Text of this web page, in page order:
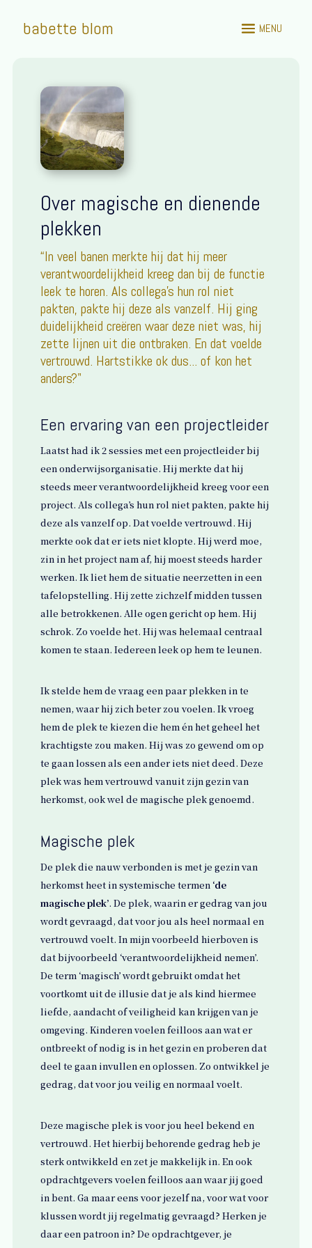
babette blom
Over magische en dienende
plekken
“In veel banen merkte hij dat hij meer
verantwoordelijkheid kreeg dan bij de functie
leek te horen. Als collega's hun rol niet
pakten, pakte hij deze als vanzelf. Hij ging
duidelijkheid creëren waar deze niet was, hij
zette lijnen uit die ontbraken. En dat voelde
vertrouwd. Hartstikke ok dus... of kon het
anders?"
Een ervaring van een projectleider
Laatst had ik 2 sessies met een projectleider bij
een onderwijsorganisatie. Hij merkte dat hij
steeds meer verantwoordelijkheid kreeg voor een
project. Als collega’s hun rol niet pakten, pakte hij
deze als vanzelf op. Dat voelde vertrouwd. Hij
merkte ook dat er iets niet klopte. Hij werd moe,
zin in het project nam af, hij moest steeds harder
werken. Ik liet hem de situatie neerzetten in een
tafelopstelling. Hij zette zichzelf midden tussen
alle betrokkenen. Alle ogen gericht op hem. Hij
schrok. Zo voelde het. Hij was helemaal centraal
komen te staan. Iedereen leek op hem te leunen.
Ik stelde hem de vraag een paar plekken in te
nemen, waar hij zich beter zou voelen. Ik vroeg
hem de plek te kiezen die hem én het geheel het
krachtigste zou maken. Hij was zo gewend om op
te gaan lossen als een ander iets niet deed. Deze
plek was hem vertrouwd vanuit zijn gezin van
herkomst, ook wel de magische plek genoemd.
Magische plek
De plek die nauw verbonden is met je gezin van
herkomst heet in systemische termen ‘de
magische plek’. De plek, waarin er gedrag van jou
wordt gevraagd, dat voor jou als heel normaal en
vertrouwd voelt. In mijn voorbeeld hierboven is
dat bijvoorbeeld ‘verantwoordelijkheid nemen’.
De term ‘magisch’ wordt gebruikt omdat het
voortkomt uit de illusie dat je als kind hiermee
liefde, aandacht of veiligheid kan krijgen van je
omgeving. Kinderen voelen feilloos aan wat er
ontbreekt of nodig is in het gezin en proberen dat
deel te gaan invullen en oplossen. Zo ontwikkel je
gedrag, dat voor jou veilig en normaal voelt.
Deze magische plek is voor jou heel bekend en
vertrouwd. Het hierbij behorende gedrag heb je
sterk ontwikkeld en zet je makkelijk in. En ook
opdrachtgevers voelen feilloos aan waar jij goed
in bent. Ga maar eens voor jezelf na, voor wat voor
klussen wordt jij regelmatig gevraagd? Herken je
daar een patroon in? De opdrachtgever, je